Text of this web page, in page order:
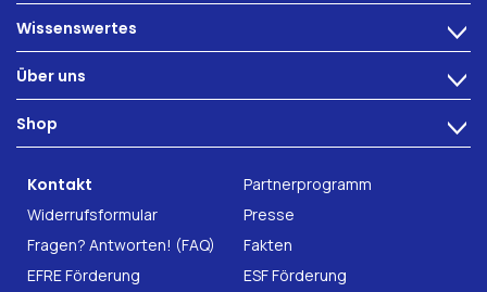
Wissenswertes >
Ernährung
Darmgesundheit
Über uns >
Technologie
Karriere
Forschung
Shop >
INTEST.pro
Nahrungsergänzung
Kontakt
Partnerprogramm
Widerrufsformular
Presse
Fragen? Antworten! (FAQ)
Fakten
EFRE Förderung
ESF Förderung